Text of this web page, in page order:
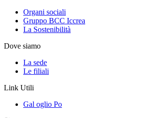
Organi sociali
Gruppo BCC Iccrea
La Sostenibilità
Dove siamo
La sede
Le filiali
Link Utili
Gal oglio Po